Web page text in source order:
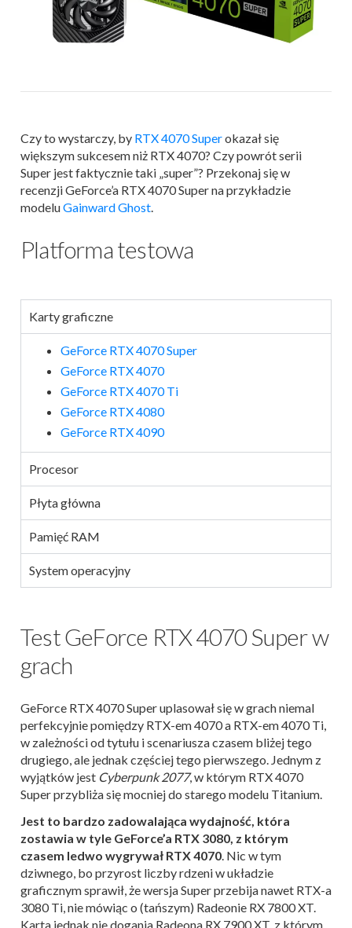
Czy to wystarczy, by RTX 4070 Superokazał się
większym sukcesem niż RTX 4070? Czy powrót serii
Super jest faktycznie taki „super”? Przekonaj się w
recenzji GeForce’a RTX 4070 Super na przykładzie
modeluGainward Ghost
Platforma testowa
Karty graficzne
GeForce RTX 4070 Super
GeForce RTX 4070
GeForce RTX 4070 Ti
GeForce RTX 4080
GeForce RTX 4090
Procesor
Płyta główna
Pamięć RAM
System operacyjny
Test GeForce RTX 4070 Super w
grach
GeForce RTX 4070 Super uplasował się w grach niemal
perfekcyjnie pomiędzy RTX-em 4070 a RTX-em 4070 Ti,
w zależności od tytułu i scenariusza czasem bliżej tego
drugiego, ale jednak częściej tego pierwszego. Jednym z
wyjątków jest Cyberpunk 2077, w którym RTX 4070
Super przybliża się mocniej do starego modelu Titanium.
Jest to bardzo zadowalająca wydajność, która
zostawia w tyle GeForce’a RTX 3080, z którym
czasem ledwo wygrywał RTX 4070 . Nic w tym
dziwnego, bo przyrost liczby rdzeni w układzie
graficznym sprawił, że wersja Super przebija nawet RTX-a
3080 Ti, nie mówiąc o (tańszym) Radeonie RX 7800 XT.
Karta jednak nie dogania Radeona RX 7900 XT, z którym